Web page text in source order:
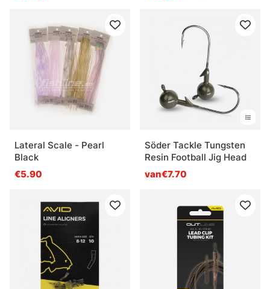
Lateral Scale - Pearl
Black
€5.90
Söder Tackle Tungsten
Resin Football Jig Head
van€7.70